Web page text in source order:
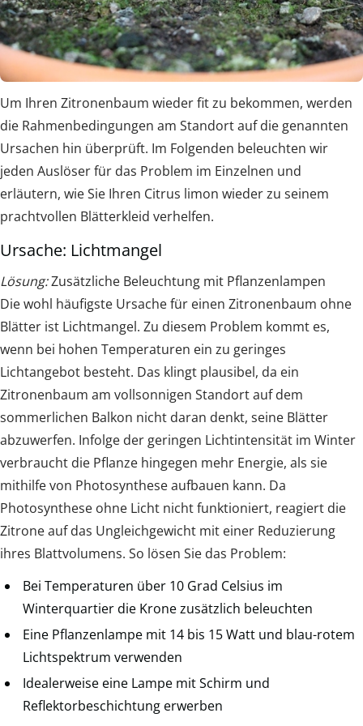
Um Ihren Zitronenbaum wieder fit zu bekommen, werden
die Rahmenbedingungen am Standort auf die genannten
Ursachen hin überprüft. Im Folgenden beleuchten wir
jeden Auslöser für das Problem im Einzelnen und
erläutern, wie Sie Ihren Citrus limon wieder zu seinem
prachtvollen Blätterkleid verhelfen.
Ursache: Lichtmangel
Lösung:Zusätzliche Beleuchtung mit Pflanzenlampen
Die wohl häufigste Ursache für einen Zitronenbaum ohne
Blätter ist Lichtmangel. Zu diesem Problem kommt es,
wenn bei hohen Temperaturen ein zu geringes
Lichtangebot besteht. Das klingt plausibel, da ein
Zitronenbaum am vollsonnigen Standort auf dem
sommerlichen Balkon nicht daran denkt, seine Blätter
abzuwerfen. Infolge der geringen Lichtintensität im Winter
verbraucht die Pflanze hingegen mehr Energie, als sie
mithilfe von Photosynthese aufbauen kann. Da
Photosynthese ohne Licht nicht funktioniert, reagiert die
Zitrone auf das Ungleichgewicht mit einer Reduzierung
ihres Blattvolumens. So lösen Sie das Problem:
Bei Temperaturen über 10 Grad Celsius im
Winterquartier die Krone zusätzlich beleuchten
Eine Pflanzenlampe mit 14 bis 15 Watt und blau-rotem
Lichtspektrum verwenden
Idealerweise eine Lampe mit Schirm und
Reflektorbeschichtung erwerben